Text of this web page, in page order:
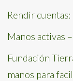
Rendir
Manos activas
Fundación
manos para